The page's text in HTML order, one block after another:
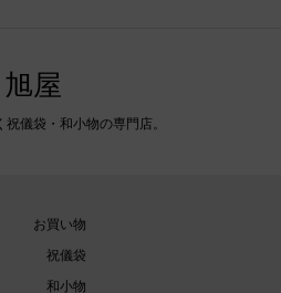
旭屋
儀袋・和小物の専門店。
お買い物
祝儀袋
和小物